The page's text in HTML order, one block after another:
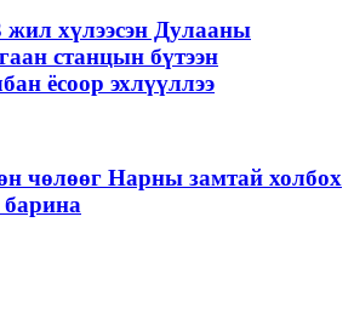
хүлээсэн Дулааны
станцын бүтээн
ёсоор эхлүүллээ
чөлөөг Нарны замтай холбох
барина